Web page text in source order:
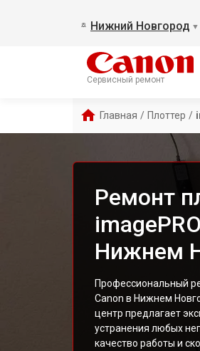
Нижний Новгород ▼
Сервисный ремонт
Главная / Плоттер /
Ремонт
Нижнем
Профессиональный
Canon в Нижнем
центр предлагает
устранения любых
качество работы и